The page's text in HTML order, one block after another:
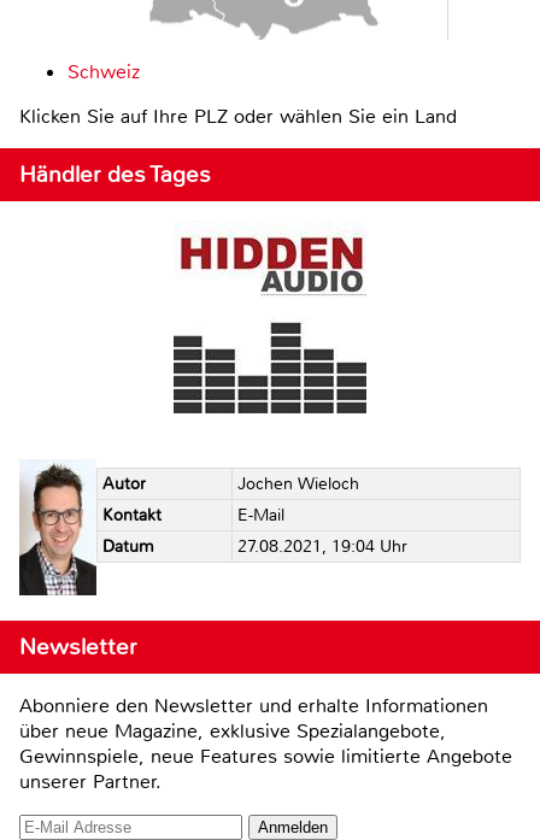
Schweiz
Klicken Sie auf Ihre PLZ oder wählen Sie ein Land
Händler des Tages
Autor
Jochen Wieloch
Kontakt
E-Mail
Datum
27.08.2021, 19:04 Uhr
Newsletter
Abonniere den Newsletter und erhalte Informationen
über neue Magazine, exklusive Spezialangebote,
Gewinnspiele, neue Features sowie limitierte Angebote
unserer Partner.